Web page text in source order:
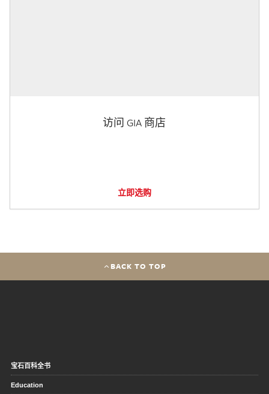
访问 GIA 商店
立即选购
BACK TO TOP
宝石百科全书
Education